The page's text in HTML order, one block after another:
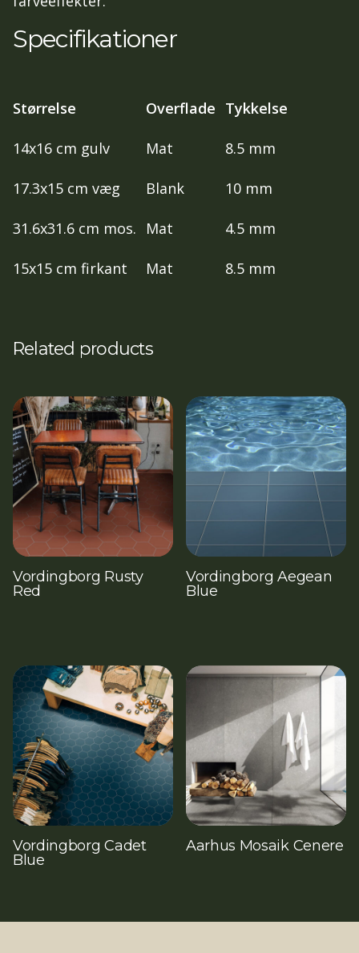
Specifikationer
Størrelse Overflade Tykkelse
14x16 cm gulv Mat 8.5 mm
17.3x15 cm væg Blank 10 mm
31.6x31.6 cm mos. Mat 4.5 mm
15x15 cm firkant Mat 8.5 mm
Related products
Vordingborg Rusty
Red
Vordingborg Aegean
Blue
Vordingborg Cadet
Blue
Aarhus Mosaik Cenere